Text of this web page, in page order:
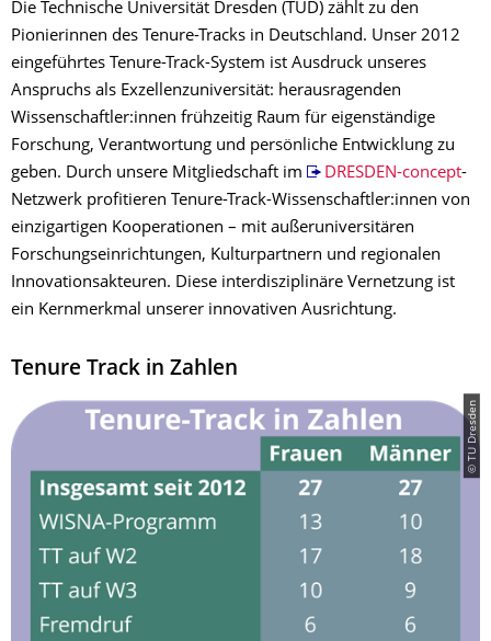
Die Technische Universität Dresden (TUD) zählt zu den
Pionierinnen des Tenure-Tracks in Deutschland. Unser 2012
eingeführtes Tenure-Track-System ist Ausdruck unseres
Anspruchs als Exzellenzuniversität: herausragenden
Wissenschaftler:innen frühzeitig Raum für eigenständige
Forschung, Verantwortung und persönliche Entwicklung zu
geben. Durch unsere Mitgliedschaft im
DRESDEN-concept-
Netzwerk profitieren Tenure-Track-Wissenschaftler:innen von
einzigartigen Kooperationen – mit außeruniversitären
Forschungseinrichtungen, Kulturpartnern und regionalen
Innovationsakteuren. Diese interdisziplinäre Vernetzung ist
ein Kernmerkmal unserer innovativen Ausrichtung.
Tenure Track in Zahlen
© TU Dresden